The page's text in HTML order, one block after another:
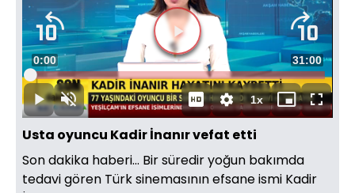
Videoyu
Oynat
OynatSesi
Aç
Süre
0:00 Toplam
Süre
31:00
Yüklendi:
0.32%
1xOynatma
Hızı
Mini
oynatıcı
Tam
Ekran
Usta oyuncu Kadir İnanır vefat etti
Son dakika haberi... Bir süredir yoğun bakımda
tedavi gören Türk sinemasının efsane ismi Kadir